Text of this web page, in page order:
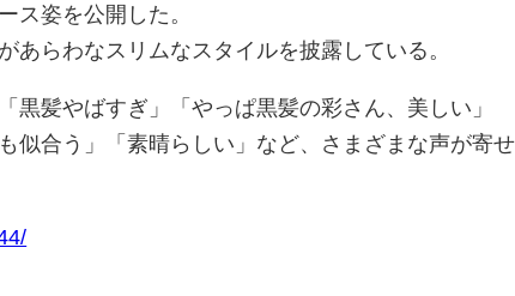
ス姿を公開した。
あらわなスリムなスタイルを披露している。
黒髪やばすぎ」「やっぱ黒髪の彩さん、美しい」
似合う」「素晴らしい」など、さまざまな声が寄せ